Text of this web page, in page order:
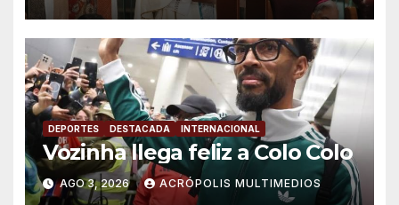
DEPORTES DESTACADA INTERNACIONAL
Vozinha llega feliz a Colo Colo
AGO 3, 2026 ACRÓPOLIS MULTIMEDIOS